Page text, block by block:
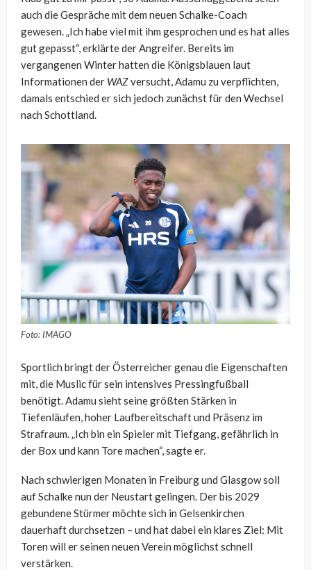
auch die Gespräche mit dem neuen Schalke-Coach
gewesen. „Ich habe viel mit ihm gesprochen und es hat alles
gut gepasst“, erklärte der Angreifer. Bereits im
vergangenen Winter hatten die Königsblauen laut
Informationen der WAZversucht, Adamu zu verpflichten,
damals entschied er sich jedoch zunächst für den Wechsel
nach Schottland.
Foto: IMAGO
Sportlich bringt der Österreicher genau die Eigenschaften
mit, die Muslic für sein intensives Pressingfußball
benötigt. Adamu sieht seine größten Stärken in
Tiefenläufen, hoher Laufbereitschaft und Präsenz im
Strafraum. „Ich bin ein Spieler mit Tiefgang, gefährlich in
der Box und kann Tore machen“, sagte er.
Nach schwierigen Monaten in Freiburg und Glasgow soll
auf Schalke nun der Neustart gelingen. Der bis 2029
gebundene Stürmer möchte sich in Gelsenkirchen
dauerhaft durchsetzen – und hat dabei ein klares Ziel: Mit
Toren will er seinen neuen Verein möglichst schnell
verstärken.